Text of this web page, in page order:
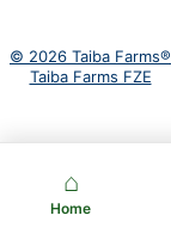
© 2026 Taiba Farms®
Taiba Farms FZE
⌂
Home